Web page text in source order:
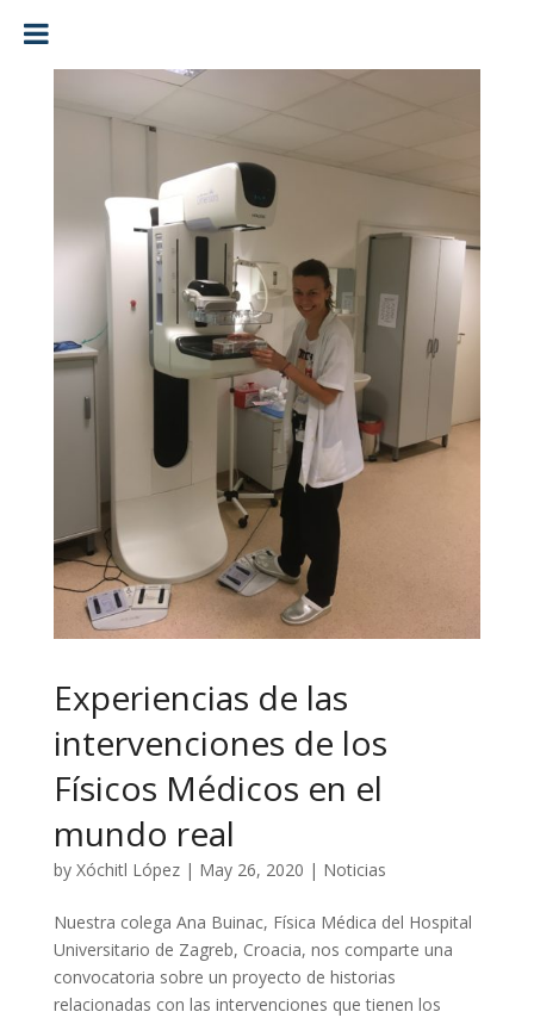
Experiencias de las
intervenciones de los
Físicos Médicos en el
mundo real
by Xóchitl López| May 26, 2020 | Noticias
Nuestra colega Ana Buinac, Física Médica del Hospital
Universitario de Zagreb, Croacia, nos comparte una
convocatoria sobre un proyecto de historias
relacionadas con las intervenciones que tienen los